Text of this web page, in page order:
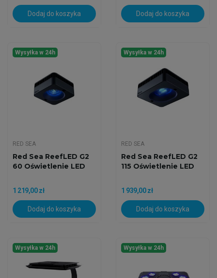
Dodaj do koszyka Dodaj do koszyka
Wysyłka w 24h
RED SEA
Red Sea ReefLED G2
60 Oświetlenie LED
1 219,00 zł
Dodaj do koszyka
Wysyłka w 24h
RED SEA
Red Sea ReefLED G2
115 Oświetlenie LED
1 939,00 zł
Dodaj do koszyka
Wysyłka w 24h Wysyłka w 24h